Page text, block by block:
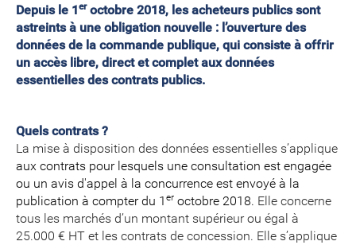
Depuis le 1eroctobre 2018, les acheteurs publics sont
astreints à une obligation nouvelle : l’ouverture des
données de la commande publique, qui consiste à offrir
un accès libre, direct et complet aux données
essentielles des contrats publics.
Quels contrats ?
La mise à disposition des données essentielles s’applique
aux contrats pour lesquels une consultation est engagée
ou un avis d'appel à la concurrence est envoyé à la
publication à compter du 1 er octobre 2018. Elle concerne
tous les marchés d’un montant supérieur ou égal à
25.000 € HT et les contrats de concession. Elle s’applique